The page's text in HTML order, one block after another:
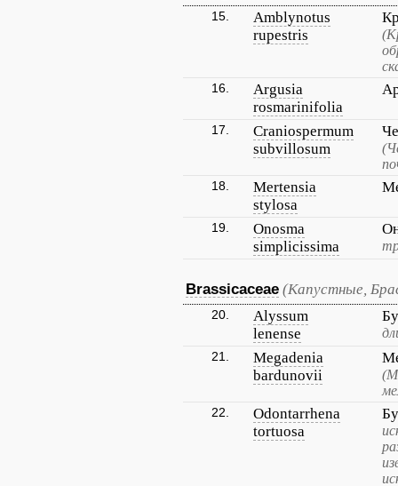
15.
Amblynotus
rupestris
16.
Argusia
rosmarinifolia
17.
Craniospermum
subvillosum
18.
Mertensia
stylosa
19.
Onosma
simplicissima
Brassicaceae (Капустные,
20.
Alyssum
lenense
21.
Megadenia
bardunovii
22.
Odontarrhena
tortuosa